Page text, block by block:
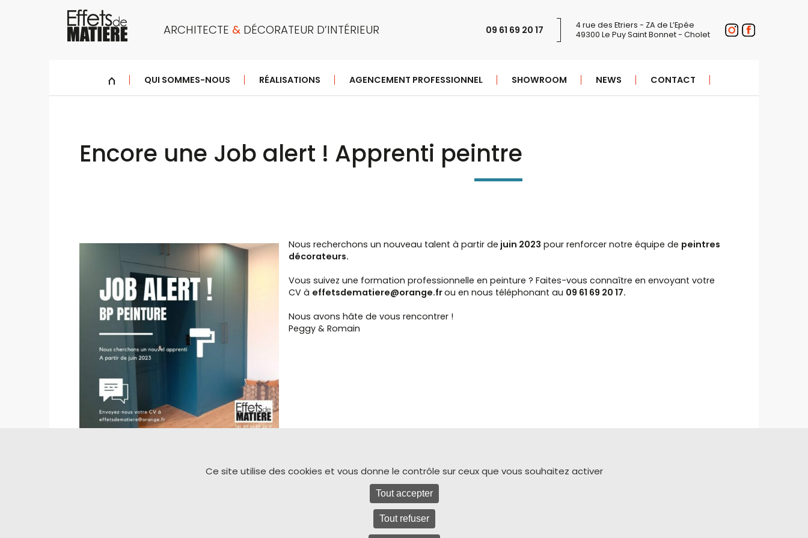
ARCHITECTE & DÉCORATEUR D’INTÉRIEUR 09 61 69 20 17
4 rue des Etriers - ZA de L’Epée
49300 Le Puy Saint Bonnet - Cholet
ACCUEILQUI SOMMES-NOUS RÉALISATIONS AGENCEMENT PROFESSIONNEL SHOWROOM NEWS CONTACT
Encore une Job alert ! Apprenti peintre
Nous recherchons un nouveau talent à partir de juin 2023 pour renforcer notre équipe de peintres
décorateurs.
Vous suivez une formation professionnelle en peinture ? Faites-vous connaître en envoyant votre
CV à effetsdematiere@orange.frou en nous téléphonant au 09 61 69 20 17.
Nous avons hâte de vous rencontrer !
Peggy & Romain
Mentions légales et politique de confidentialité
Ce site utilise des cookies et vous donne le contrôle sur ceux que vous souhaitez activer
Tout accepter
Tout refuser